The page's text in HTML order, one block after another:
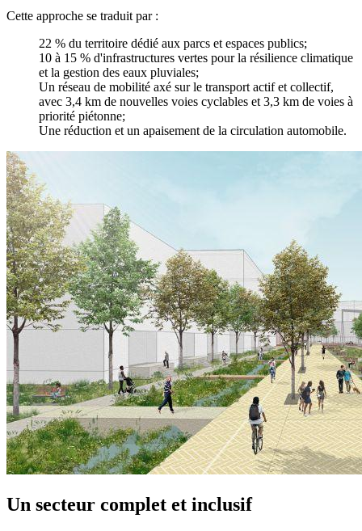
Cette approche se traduit par :
22 % du territoire dédié aux parcs et espaces publics;
10 à 15 % d'infrastructures vertes pour la résilience climatique
et la gestion des eaux pluviales;
Un réseau de mobilité axé sur le transport actif et collectif,
avec 3,4 km de nouvelles voies cyclables et 3,3 km de voies à
priorité piétonne;
Une réduction et un apaisement de la circulation automobile.
Un secteur complet et inclusif